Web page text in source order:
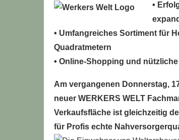
•
• Umfangreiches Sortiment für
Quadratmetern
• Online-Shopping und
Am vergangenen Donnerstag,
neuer WERKERS WELT
Verkaufsfläche ist gleichzeitig
für Profis echte